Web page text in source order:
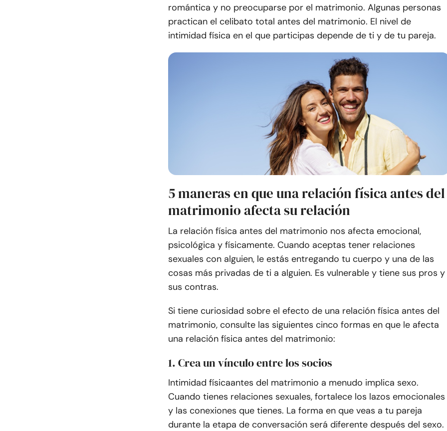
romántica y no preocuparse por el matrimonio. Algunas personas
practican el celibato total antes del matrimonio. El nivel de
intimidad física en el que participas depende de ti y de tu pareja.
5 maneras en que una relación física antes del
matrimonio afecta su relación
La relación física antes del matrimonio nos afecta emocional,
psicológica y físicamente. Cuando aceptas tener relaciones
sexuales con alguien, le estás entregando tu cuerpo y una de las
cosas más privadas de ti a alguien. Es vulnerable y tiene sus pros y
sus contras.
Si tiene curiosidad sobre el efecto de una relación física antes del
matrimonio, consulte las siguientes cinco formas en que le afecta
una relación física antes del matrimonio:
1. Crea un vínculo entre los socios
Intimidad físicaantes del matrimonio a menudo implica sexo.
Cuando tienes relaciones sexuales, fortalece los lazos emocionales
y las conexiones que tienes. La forma en que veas a tu pareja
durante la etapa de conversación será diferente después del sexo.